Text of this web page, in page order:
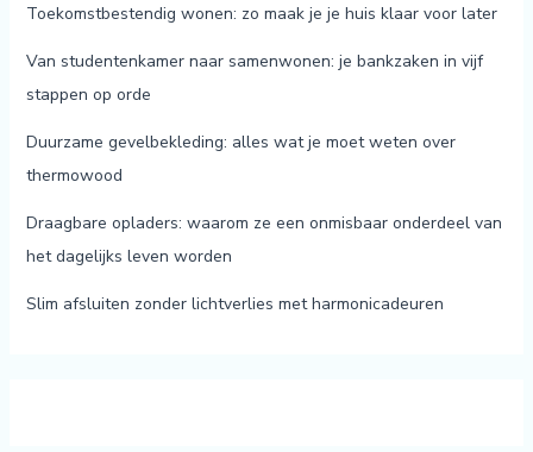
Toekomstbestendig wonen: zo maak je je huis klaar voor later
Van studentenkamer naar samenwonen: je bankzaken in vijf
stappen op orde
Duurzame gevelbekleding: alles wat je moet weten over
thermowood
Draagbare opladers: waarom ze een onmisbaar onderdeel van
het dagelijks leven worden
Slim afsluiten zonder lichtverlies met harmonicadeuren